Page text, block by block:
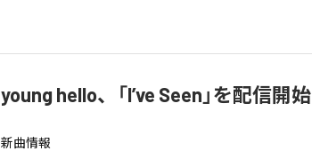
young hello、「I’ve Seen」を配信開始
新曲情報